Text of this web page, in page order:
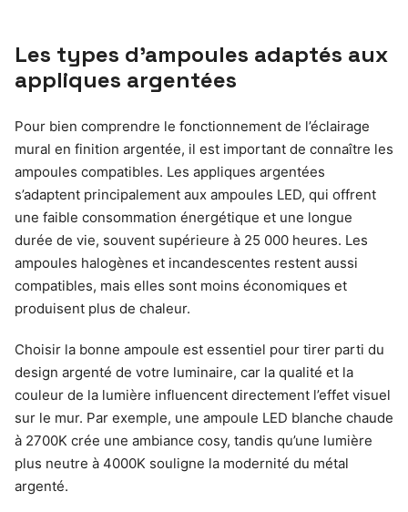
Les types d’ampoules adaptés aux
appliques argentées
Pour bien comprendre le fonctionnement de l’éclairage
mural en finition argentée, il est important de connaître les
ampoules compatibles. Les appliques argentées
s’adaptent principalement aux ampoules LED, qui offrent
une faible consommation énergétique et une longue
durée de vie, souvent supérieure à 25 000 heures. Les
ampoules halogènes et incandescentes restent aussi
compatibles, mais elles sont moins économiques et
produisent plus de chaleur.
Choisir la bonne ampoule est essentiel pour tirer parti du
design argenté de votre luminaire, car la qualité et la
couleur de la lumière influencent directement l’effet visuel
sur le mur. Par exemple, une ampoule LED blanche chaude
à 2700K crée une ambiance cosy, tandis qu’une lumière
plus neutre à 4000K souligne la modernité du métal
argenté.